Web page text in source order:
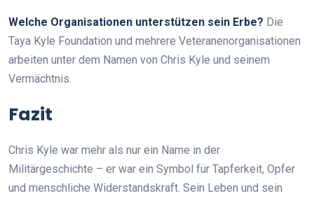
Welche Organisationen unterstützen sein Erbe? Die
Taya Kyle Foundation und mehrere Veteranenorganisationen
arbeiten unter dem Namen von Chris Kyle und seinem
Vermächtnis.
Fazit
Chris Kyle war mehr als nur ein Name in der
Militärgeschichte – er war ein Symbol für Tapferkeit, Opfer
und menschliche Widerstandskraft. Sein Leben und sein